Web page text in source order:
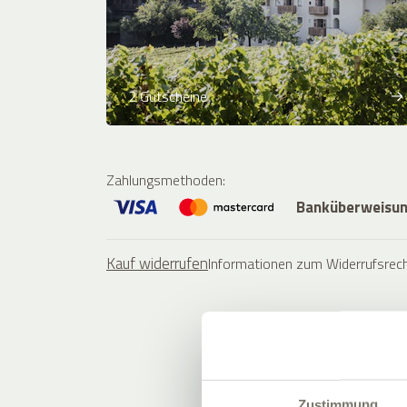
Zustimmung
2 Gutscheine
Zahlungsmethoden:
Kauf widerrufenInformationen zum